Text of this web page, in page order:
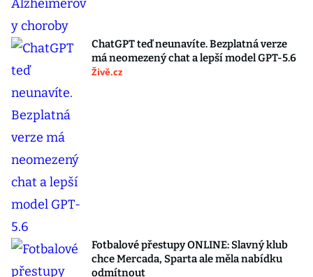
ChatGPT teď neunavíte. Bezplatná verze
má neomezený chat a lepší model GPT-5.6
Živě.cz
Fotbalové přestupy ONLINE: Slavný klub
chce Mercada, Sparta ale měla nabídku
odmítnout